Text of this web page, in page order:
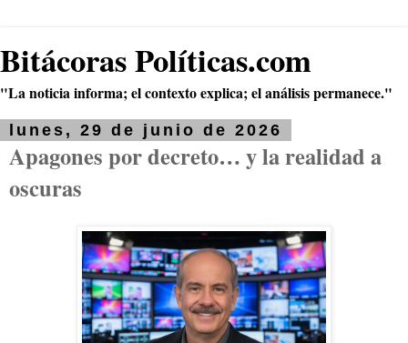
Bitácoras Políticas.com
"La noticia informa; el contexto explica; el análisis permanece."
lunes, 29 de junio de 2026
Apagones por decreto… y la realidad a
oscuras